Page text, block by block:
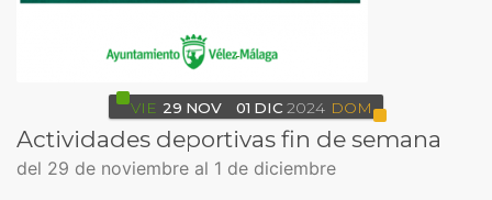
VIE 29 NOV 01 DIC 2024 DOM
Actividades deportivas fin de semana
del 29 de noviembre al 1 de diciembre